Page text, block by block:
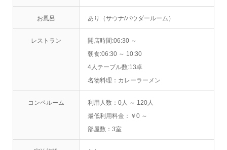
お風呂 あり（サウナ/パウダールーム）
レストラン
開店時間:06:30 ～
朝食:06:30 ～ 10:30
4人テーブル数:13卓
名物料理：カレーラーメン
コンペルーム
利用人数：0人 ～ 120人
最低利用料金：￥0 ～
部屋数：3室